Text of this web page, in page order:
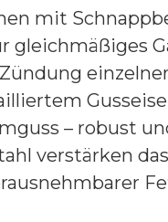
mit
gleichmäßiges
– robust
verstärken